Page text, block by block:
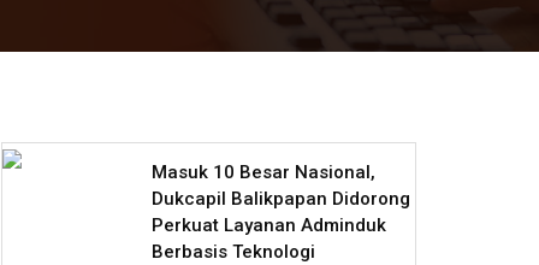
Masuk 10 Besar Nasional,
Dukcapil Balikpapan Didorong
Perkuat Layanan Adminduk
Berbasis Teknologi